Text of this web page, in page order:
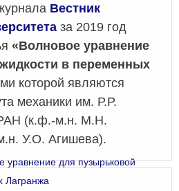
Вестник
за 2019 год
«Волновое уравнение
в переменных
которой являются
механики им. Р.Р.
(к.ф.-м.н. М.Н.
У.О. Агишева).
уравнение для пузырьковой
Лагранжа